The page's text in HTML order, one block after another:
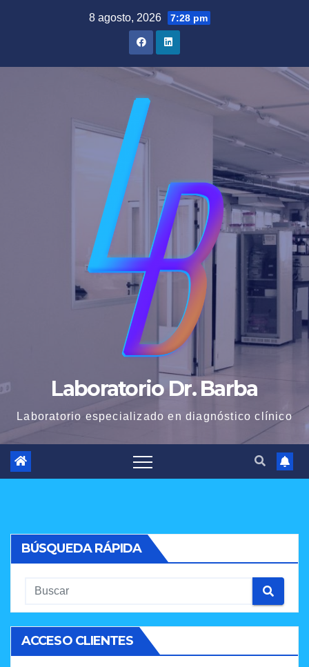
8 agosto, 2026 7:28 pm
Laboratorio Dr. Barba
Laboratorio especializado en diagnóstico clínico
BÚSQUEDA RÁPIDA
ACCESO CLIENTES